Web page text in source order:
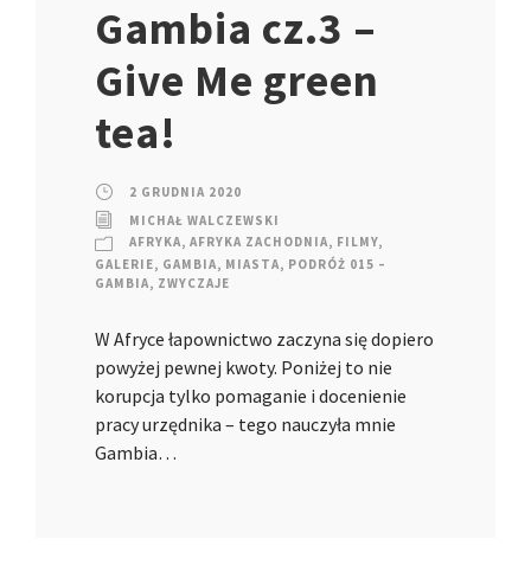
Gambia cz.3 –
Give Me green
tea!
2 GRUDNIA 2020
MICHAŁ WALCZEWSKI
AFRYKA, AFRYKA ZACHODNIA, FILMY,
GALERIE, GAMBIA, MIASTA, PODRÓŻ 015 –
GAMBIA, ZWYCZAJE
W Afryce łapownictwo zaczyna się dopiero
powyżej pewnej kwoty. Poniżej to nie
korupcja tylko pomaganie i docenienie
pracy urzędnika – tego nauczyła mnie
Gambia…